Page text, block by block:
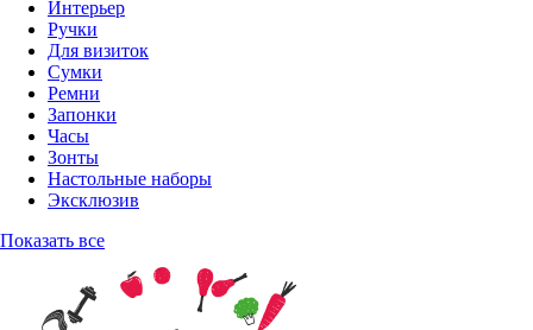
Интерьер
Ручки
Для визиток
Сумки
Ремни
Запонки
Часы
Зонты
Настольные наборы
Эксклюзив
Показать все